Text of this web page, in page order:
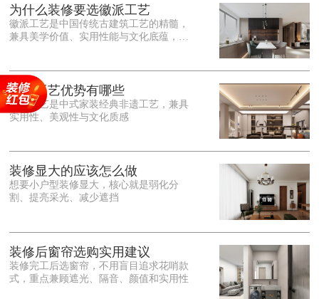
为什么装修要选徽派工艺
徽派工艺是中国传统古建筑工艺的精髓，
兼具美学价值、实用性能与文化底蕴，优
雕细琢的砖、木、石雕为特色，线条古朴
大气，意境悠远，自带东方中式雅致韵
味，耐看且不易过时。<o:p></o:p> 在工
艺品质上，徽派工艺遵循古法匠心工序，
保耐用，抗风化、耐腐蚀，使用
徽派工艺优势有哪些
徽派工艺是中式家装经典非遗工艺，兼具
实用性、美观性与文化质感
装修显大的应该怎么做
想要小户型装修显大，核心就是弱化分
割、提亮采光、减少遮挡
装修后窗帘选购实用建议
装修完工后选窗帘，不用盲目追求花哨款
式，重点兼顾遮光、隔音、颜值和实用性